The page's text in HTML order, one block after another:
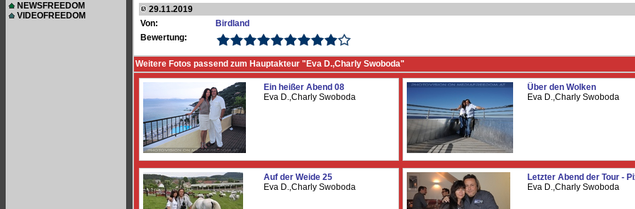
NEWSFREEDOM
VIDEOFREEDOM
29.11.2019
Von:
Birdland
Bewertung:
Weitere Fotos passend zum Hauptakteur "Eva D.,Charly Swoboda"
Ein heißer Abend 08
Eva D.,Charly Swoboda
Über den Wolken
Eva D.,Charly Swoboda
Auf der Weide 25
Eva D.,Charly Swoboda
Letzter Abend der Tour -
Eva D.,Charly Swoboda